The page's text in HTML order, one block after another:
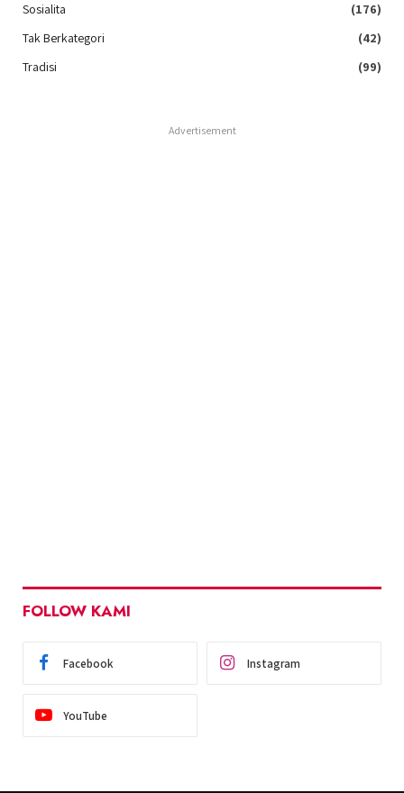
Sosialita
(176)
Tak Berkategori
(42)
Tradisi
(99)
Advertisement
FOLLOW KAMI
Facebook Instagram
YouTube